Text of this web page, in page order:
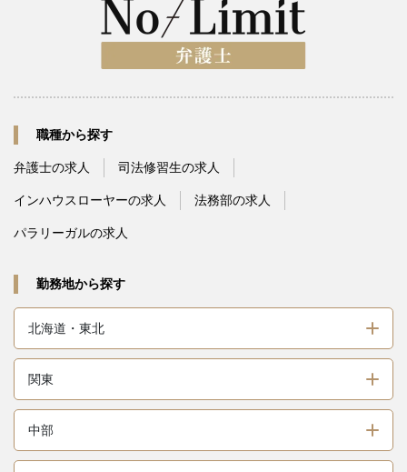
職種から探す
弁護士の求人 司法修習生の求人
インハウスローヤーの求人 法務部の求人
パラリーガルの求人
勤務地から探す
北海道・東北
関東
中部